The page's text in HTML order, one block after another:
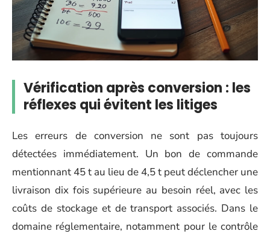
Vérification après conversion : les
réflexes qui évitent les litiges
Les erreurs de conversion ne sont pas toujours
détectées immédiatement. Un bon de commande
mentionnant 45 t au lieu de 4,5 t peut déclencher une
livraison dix fois supérieure au besoin réel, avec les
coûts de stockage et de transport associés. Dans le
domaine réglementaire, notamment pour le contrôle